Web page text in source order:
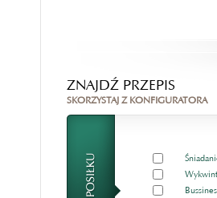
ZNAJDŹ PRZEPIS
SKORZYSTAJ Z KONFIGURATORA